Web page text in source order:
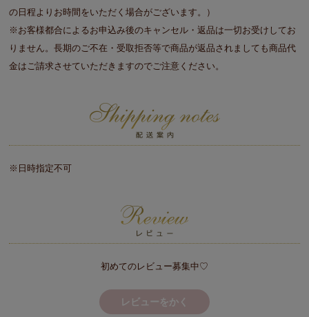
の日程よりお時間をいただく場合がございます。）
※お客様都合によるお申込み後のキャンセル・返品は一切お受けしてお
りません。長期のご不在・受取拒否等で商品が返品されましても商品代
金はご請求させていただきますのでご注意ください。
※日時指定不可
初めてのレビュー募集中♡
レビューをかく